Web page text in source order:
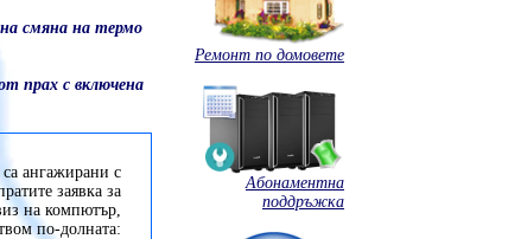
смяна на термо
прах с включена
ангажирани с
заявка за
на компютър,
по-долната:
Ремонт по домовете
Абонаментна
поддръжка